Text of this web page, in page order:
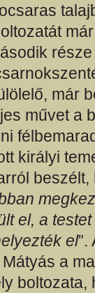
már
művet a
királyi
beszélt,
el, a
el”.
a
boltozata,